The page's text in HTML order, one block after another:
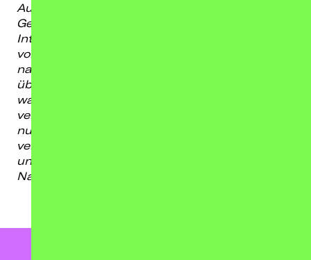
Auf der Bühne spricht Gizem über private
Geschichten, Celebrity-Kultur,
Internetphänomene
von Popkultur — ehrlich, humorvoll und
nahbar. Es geht um die
über Stars erzählen. Aber vor allem um das,
was diese Geschichten über
verraten.
nur oberflächlich fanden und für alle, die
verstehen wollen,
unsere Gesellschaft erzählt als die
Nachrichten.